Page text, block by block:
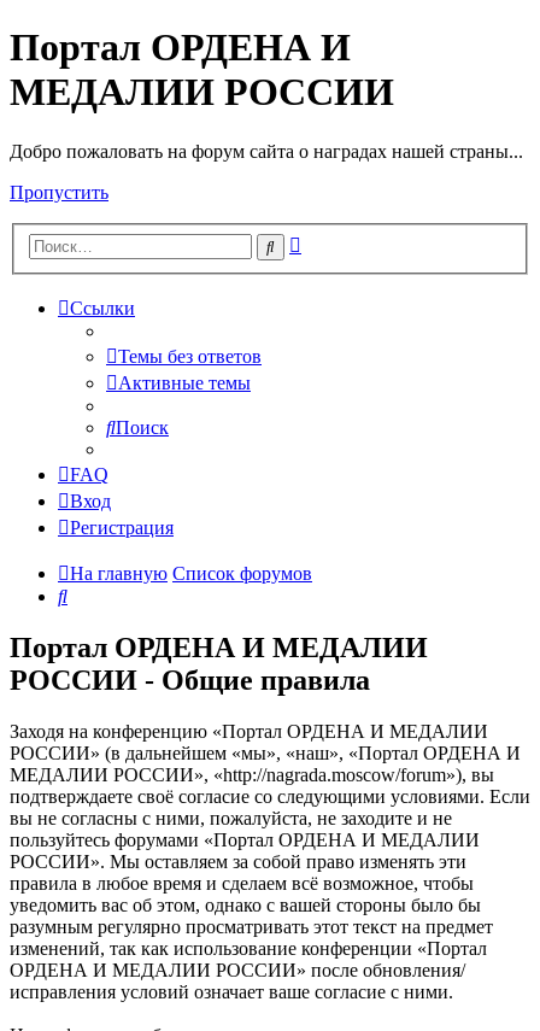
Портал ОРДЕНА И
МЕДАЛИИ РОССИИ
Добро пожаловать на форум сайта о наградах нашей страны...
Пропустить
Поиск
Ссылки
Темы без ответов
Активные темы
Поиск
FAQ
Вход
Регистрация
На главную Список форумов
Поиск
Портал ОРДЕНА И МЕДАЛИИ
РОССИИ - Общие правила
Заходя на конференцию «Портал ОРДЕНА И МЕДАЛИИ
РОССИИ» (в дальнейшем «мы», «наш», «Портал ОРДЕНА И
МЕДАЛИИ РОССИИ», «http://nagrada.moscow/forum»), вы
подтверждаете своё согласие со следующими условиями. Если
вы не согласны с ними, пожалуйста, не заходите и не
пользуйтесь форумами «Портал ОРДЕНА И МЕДАЛИИ
РОССИИ». Мы оставляем за собой право изменять эти
правила в любое время и сделаем всё возможное, чтобы
уведомить вас об этом, однако с вашей стороны было бы
разумным регулярно просматривать этот текст на предмет
изменений, так как использование конференции «Портал
ОРДЕНА И МЕДАЛИИ РОССИИ» после обновления/
исправления условий означает ваше согласие с ними.